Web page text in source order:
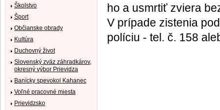
ho a usmrtiť zviera
V prípade zistenia
políciu - tel. č. 158
Školstvo
Šport
Občianske obrady
Kultúra
Duchovný život
Slovenský zväz záhradkárov,
okresný výbor Prievidza
Banícky spevokol Kahanec
Voľné pracovné miesta
Prievidzsko